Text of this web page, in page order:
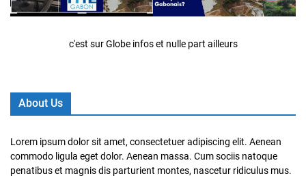
c'est sur Globe infos et nulle part ailleurs
About Us
Lorem ipsum dolor sit amet, consectetuer adipiscing elit. Aenean
commodo ligula eget dolor. Aenean massa. Cum sociis natoque
penatibus et magnis dis parturient montes, nascetur ridiculus mus.